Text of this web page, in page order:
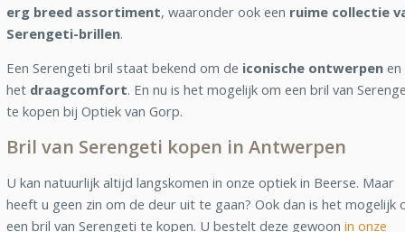
erg breed assortiment, waaronder ook een ruime collectie
Serengeti-brillen.
Een Serengeti bril staat bekend om de iconische ontwerpen en
het draagcomfort. En nu is het mogelijk om een bril van
te kopen bij Optiek van Gorp.
Bril van Serengeti kopen in Antwerpen
U kan natuurlijk altijd langskomen in onze optiek in Beerse. Maar
heeft u geen zin om de deur uit te gaan? Ook dan is het mogelijk
een bril van Serengeti te kopen. U bestelt deze gewoon in onze